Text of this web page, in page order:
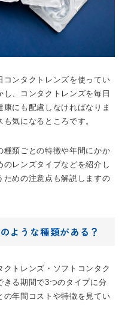
コンタクトレンズを使ってい
、コンタクトレンズを毎日
にも配慮しなければなりま
気になるところです。
種類ごとの特徴や年間にかか
レンズタイプなどを紹介し
ための注意点も解説しますの
ような種類がある？
トレンズ・ソフトコンタク
きる期間で3つのタイプに分
の年間コストや特徴を見てい